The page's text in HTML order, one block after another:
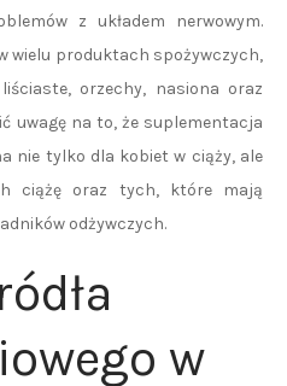
z układem nerwowym.
wielu produktach spożywczych,
orzechy, nasiona oraz
uwagę na to, że suplementacja
nie tylko dla kobiet w ciąży, ale
ciążę oraz tych, które mają
odżywczych.
w